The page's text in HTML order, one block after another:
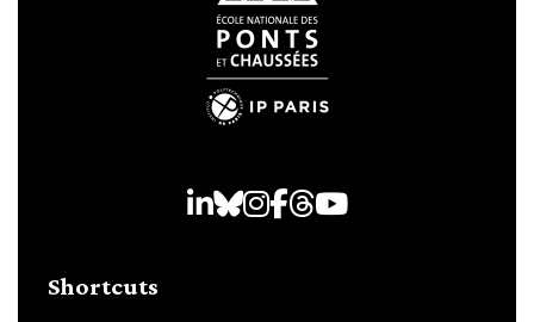
LinkedIn
Bluesky
Instagram
Facebook
Threads
Youtube
Shortcuts